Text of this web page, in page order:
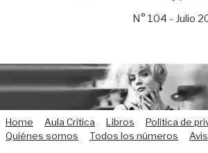
N° 104 - Julio
Home Aula Crítica Libros
Política de
Quiénes somos
Todos los números